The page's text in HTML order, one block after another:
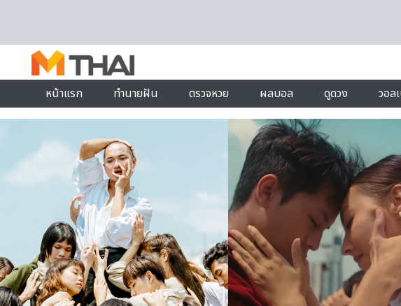
หน้าแรก
ทำนายฝัน ตรวจหวย ผลบอล ดูดวง วอล